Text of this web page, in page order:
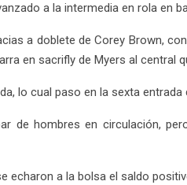
a la intermedia en rola en
a doblete de Corey Brown,
en sacrifly de Myers al central
lo cual paso en la sexta
de hombres en circulación,
echaron a la bolsa el saldo